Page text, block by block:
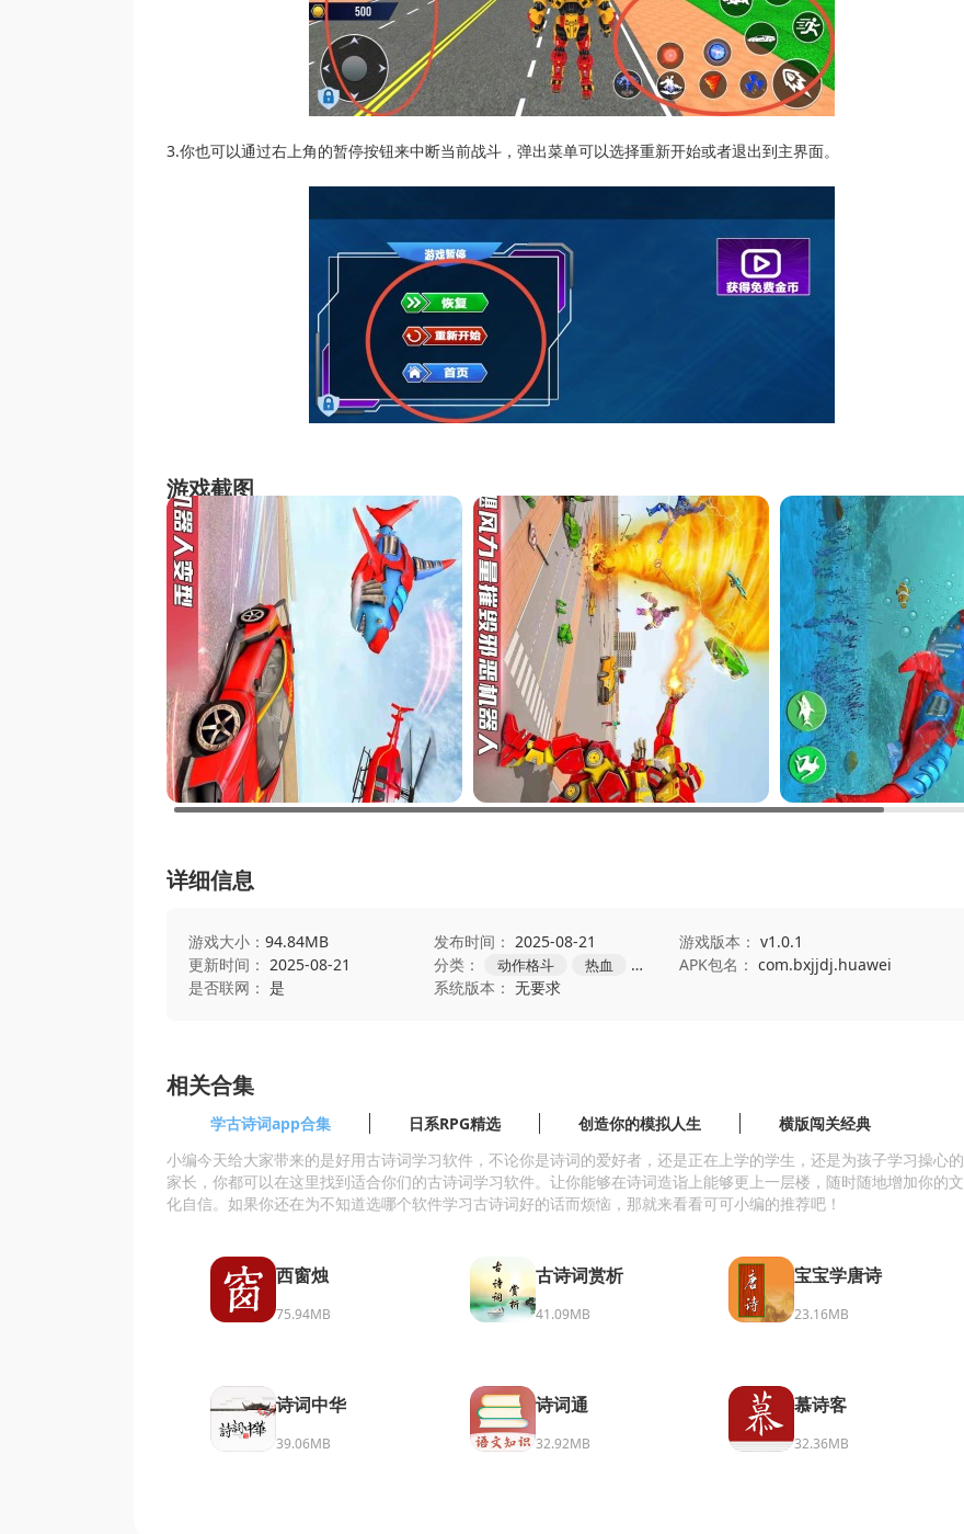
3.你也可以通过右上角的暂停按钮来中断当前战斗，弹出菜单可以选择重新开始或者退出到主界面。
游戏截图
详细信息
游戏大小： 94.84MB 发布时间： 2025-08-21 游戏版本： v1.0.1
更新时间： 2025-08-21 分类： 动作格斗 热血 APK包名： com.bxjjdj.huawei
是否联网： 是 系统版本： 无要求
相关合集
学古诗词app合集 日系RPG精选 创造你的模拟人生
横版闯关经典
小编今天给大家带来的是好用古诗词学习软件，不论你是诗词的爱好者，还是正在上学的学生，还是为孩子学习操心的
家长，你都可以在这里找到适合你们的古诗词学习软件。让你能够在诗词造诣上能够更上一层楼，随时随地增加你的文
化自信。如果你还在为不知道选哪个软件学习古诗词好的话而烦恼，那就来看看可可小编的推荐吧！
西窗烛
75.94MB
古诗词赏析
41.09MB
宝宝学唐诗
23.16MB
诗词中华
39.06MB
诗词通
32.92MB
慕诗客
32.36MB